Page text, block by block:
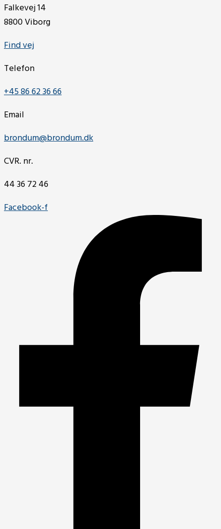
Falkevej 14
8800 Viborg
Find vej
Telefon
+45 86 62 36 66
Email
brondum@brondum.dk
CVR. nr.
44 36 72 46
Facebook-f